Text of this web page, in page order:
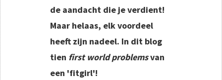
de aandacht die je verdient!
Maar helaas, elk voordeel
heeft zijn nadeel. In dit blog
tien first world problemsvan
een 'fitgirl'!